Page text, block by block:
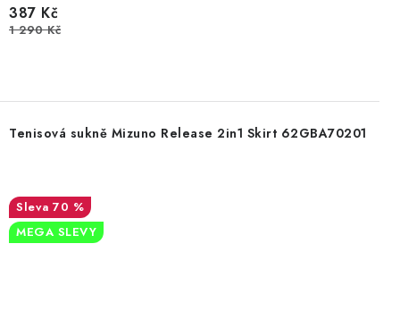
387 Kč
1 290 Kč
Tenisová sukně Mizuno Release 2in1 Skirt 62GBA70201
70 %
MEGA SLEVY